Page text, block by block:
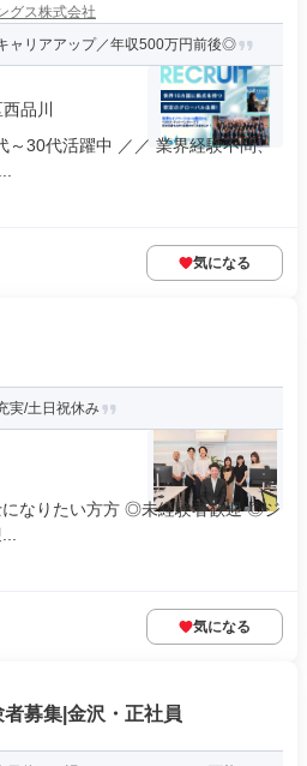
グス株式会社
ャリアアップ／年収500万円前後◎
品川
～30代活躍中 ／／ 業界経験不問、
気になる
実/土日祝休み
なりたい方方 ◎未経験者歓迎 ◎ジ
気になる
募集|金沢・正社員